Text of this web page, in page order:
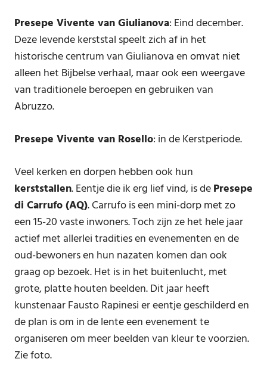
Presepe Vivente van Giulianova: Eind december.
Deze levende kerststal speelt zich af in het
historische centrum van Giulianova en omvat niet
alleen het Bijbelse verhaal, maar ook een weergave
van traditionele beroepen en gebruiken van
Abruzzo.
Presepe Vivente van Rosello: in de Kerstperiode.
Veel kerken en dorpen hebben ook hun
kerststallen. Eentje die ik erg lief vind, is dePresepe
di Carrufo (AQ). Carrufo is een mini-dorp met zo
een 15-20 vaste inwoners. Toch zijn ze het hele jaar
actief met allerlei tradities en evenementen en de
oud-bewoners en hun nazaten komen dan ook
graag op bezoek. Het is in het buitenlucht, met
grote, platte houten beelden. Dit jaar heeft
kunstenaar Fausto Rapinesi er eentje geschilderd en
de plan is om in de lente een evenement te
organiseren om meer beelden van kleur te voorzien.
Zie foto.